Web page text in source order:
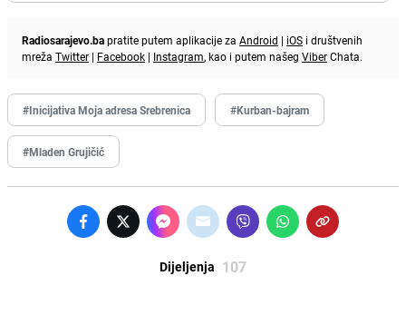
Radiosarajevo.bapratite putem aplikacije za Android | iOS i društvenih
mreža Twitter | Facebook | Instagram, kao i putem našeg ViberChata.
#Inicijativa Moja adresa Srebrenica #Kurban-bajram
#Mladen Grujičić
Dijeljenja 107